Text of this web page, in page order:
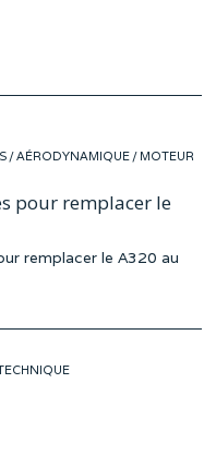
/AÉRODYNAMIQUE / MOTEUR
pour remplacer le
remplacer le A320 au